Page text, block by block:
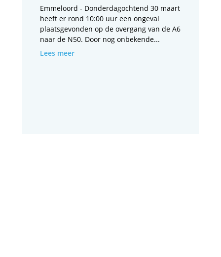
Emmeloord - Donderdagochtend 30 maart
heeft er rond 10:00 uur een ongeval
plaatsgevonden op de overgang van de A6
naar de N50. Door nog onbekende...
Lees meer